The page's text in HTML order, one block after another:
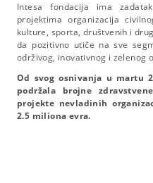
Intesa fondacija ima
projektima organizacija
kulture, sporta, društvenih i
da pozitivno utiče na sve
održivog, inovativnog i zelenog
Od svog osnivanja u martu
podržala brojne
projekte nevladinih
2.5 miliona evra.